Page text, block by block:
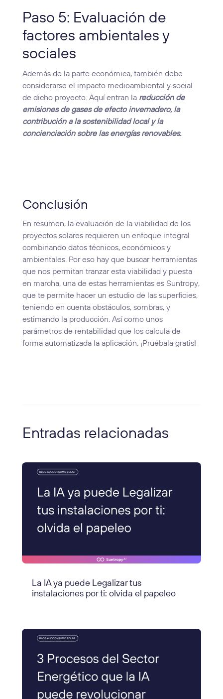
Paso 5: Evaluación de
factores ambientales y
sociales
Además de la parte económica, también debe
considerarse el impacto medioambiental y social
de dicho proyecto. Aquí entran la reducción de
emisiones de gases de efecto invernadero, la
contribución a la sostenibilidad local y la
concienciación sobre las energías renovables.
Conclusión
En resumen, la evaluación de la viabilidad de los
proyectos solares requieren un enfoque integral
combinando datos técnicos, económicos y
ambientales. Por eso hay que buscar herramientas
que nos permitan tranzar esta viabilidad y puesta
en marcha, una de estas herramientas es Suntropy,
que te permite hacer un estudio de las superficies,
teniendo en cuenta obstáculos, sombras, y
estimando la producción. Así como unos
parámetros de rentabilidad que los calcula de
forma automatizada la aplicación. ¡Pruébala gratis!
Entradas relacionadas
La IA ya puede Legalizar tus
instalaciones por ti: olvida el papeleo